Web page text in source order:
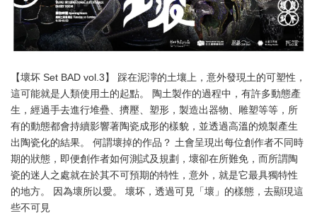
【壞坏 Set BAD vol.3】 踩在泥濘的土壤上，意外發現土的可塑性，
這可能就是人類使用土的起點。 陶土製作的過程中，有許多動態產
生，經過手去進行堆疊、擠壓、塑形，製造出器物、雕塑等等，所
有的動態都會持續影響著陶瓷成形的樣貌，並透過高溫的燒製產生
出陶瓷化的結果。 何謂壞掉的作品？ 土會呈現出每位創作者不同時
期的狀態，即便創作者如何測試及規劃，壞卻在所難免，而所謂陶
瓷的迷人之處就在於其不可預期的特性，意外，就是它最具獨特性
的地方。 因為壞所以愛。 壞坏，透過可見「壞」的樣態，去顯現這
些不可見